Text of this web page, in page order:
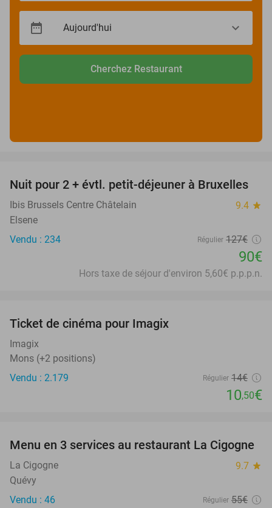
Cherchez Restaurant
29%
Nuit pour 2 + évtl. petit-déjeuner à Bruxelles
Ibis Brussels Centre Châtelain 9.4 star
Elsene
Vendu : 234
Régulier 127€
90€
Hors taxe de séjour d'environ 5,60€ p.p.p.n.
Ticket de cinéma pour Imagix
Imagix
Mons (+2 positions)
Vendu : 2.179
Régulier 14€
10,50€
46%
Menu en 3 services au restaurant La Cigogne
La Cigogne 9.7 star
Quévy
Vendu : 46
Régulier 55€